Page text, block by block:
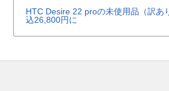
HTC Desire 22 proの未使用品（訳あ
込26,800円に